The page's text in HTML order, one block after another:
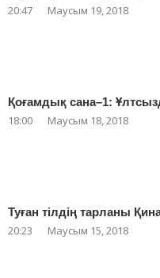
20:47 Маусым 19, 2018
Қоғамдық сана–1:
18:00 Маусым 18, 2018
Туған тілдің тарланы
20:23 Маусым 15, 2018